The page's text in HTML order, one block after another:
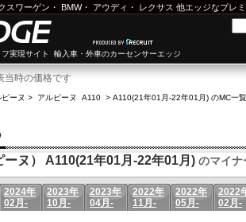
スワーゲン ・ BMW・ アウディ ・ レクサス 他エッジなプレ
実現サイト 輸入車・外車のカーセンサーエッジ
当時の価格です
ピーヌ > アルピーヌ A110 > A110(21年01月-22年01月) のMC一覧
ヌ） A110(21年01月-22年01月) のマイナ
2024年
02月-
2023年
10月-
2023年
04月-
2022年
11月-
2022年
05月-
2022
02月-